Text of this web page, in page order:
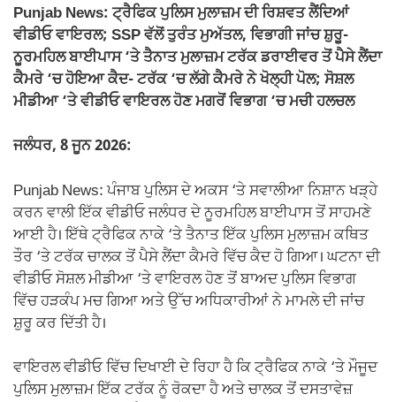
o
o
k
p
p
m n
k
Punjab News: ਟ੍ਰੈਫਿਕ ਪੁਲਿਸ ਮੁਲਾਜ਼ਮ ਦੀ ਰਿਸ਼ਵਤ ਲੈਂਦਿਆਂ
ਵੀਡੀਓ ਵਾਇਰਲ; SSP ਵੱਲੋਂ ਤੁਰੰਤ ਮੁਅੱਤਲ, ਵਿਭਾਗੀ ਜਾਂਚ ਸ਼ੁਰੂ-
ਨੂਰਮਹਿਲ ਬਾਈਪਾਸ ‘ਤੇ ਤੈਨਾਤ ਮੁਲਾਜ਼ਮ ਟਰੱਕ ਡਰਾਈਵਰ ਤੋਂ ਪੈਸੇ ਲੈਂਦਾ
ਕੈਮਰੇ ‘ਚ ਹੋਇਆ ਕੈਦ- ਟਰੱਕ ‘ਚ ਲੱਗੇ ਕੈਮਰੇ ਨੇ ਖੋਲ੍ਹੀ ਪੋਲ; ਸੋਸ਼ਲ
ਮੀਡੀਆ ‘ਤੇ ਵੀਡੀਓ ਵਾਇਰਲ ਹੋਣ ਮਗਰੋਂ ਵਿਭਾਗ ‘ਚ ਮਚੀ ਹਲਚਲ
ਜਲੰਧਰ, 8 ਜੂਨ 2026:
Punjab News: ਪੰਜਾਬ ਪੁਲਿਸ ਦੇ ਅਕਸ ‘ਤੇ ਸਵਾਲੀਆ ਨਿਸ਼ਾਨ ਖੜ੍ਹੇ
ਕਰਨ ਵਾਲੀ ਇੱਕ ਵੀਡੀਓ ਜਲੰਧਰ ਦੇ ਨੂਰਮਹਿਲ ਬਾਈਪਾਸ ਤੋਂ ਸਾਹਮਣੇ
ਆਈ ਹੈ। ਇੱਥੇ ਟ੍ਰੈਫਿਕ ਨਾਕੇ ‘ਤੇ ਤੈਨਾਤ ਇੱਕ ਪੁਲਿਸ ਮੁਲਾਜ਼ਮ ਕਥਿਤ
ਤੌਰ ‘ਤੇ ਟਰੱਕ ਚਾਲਕ ਤੋਂ ਪੈਸੇ ਲੈਂਦਾ ਕੈਮਰੇ ਵਿੱਚ ਕੈਦ ਹੋ ਗਿਆ। ਘਟਨਾ ਦੀ
ਵੀਡੀਓ ਸੋਸ਼ਲ ਮੀਡੀਆ ‘ਤੇ ਵਾਇਰਲ ਹੋਣ ਤੋਂ ਬਾਅਦ ਪੁਲਿਸ ਵਿਭਾਗ
ਵਿੱਚ ਹੜਕੰਪ ਮਚ ਗਿਆ ਅਤੇ ਉੱਚ ਅਧਿਕਾਰੀਆਂ ਨੇ ਮਾਮਲੇ ਦੀ ਜਾਂਚ
ਸ਼ੁਰੂ ਕਰ ਦਿੱਤੀ ਹੈ।
ਵਾਇਰਲ ਵੀਡੀਓ ਵਿੱਚ ਦਿਖਾਈ ਦੇ ਰਿਹਾ ਹੈ ਕਿ ਟ੍ਰੈਫਿਕ ਨਾਕੇ ‘ਤੇ ਮੌਜੂਦ
ਪੁਲਿਸ ਮੁਲਾਜ਼ਮ ਇੱਕ ਟਰੱਕ ਨੂੰ ਰੋਕਦਾ ਹੈ ਅਤੇ ਚਾਲਕ ਤੋਂ ਦਸਤਾਵੇਜ਼